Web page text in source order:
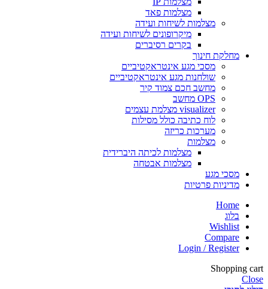
מצלמות פאד
מצלמות לשיחות ועידה
מיקרופונים לשיחות ועידה
בקרים רסיברים
מחלקת חינוך
מסכי מגע אינטראקטיביים
שולחנות מגע אינטראקטיביים
מחשב חכם צמוד קיר
OPS מחשב
visualizer מצלמת עצמים
לוח כתיבה כולל מסילות
מערכות כריזה
מצלמות
מצלמות לכיתה היברידית
מצלמות אבטחה
מסכי מגע
מדיניות פרטיות
Home
בלוג
Wishlist
Compare
Login / Register
Shopping cart
Close